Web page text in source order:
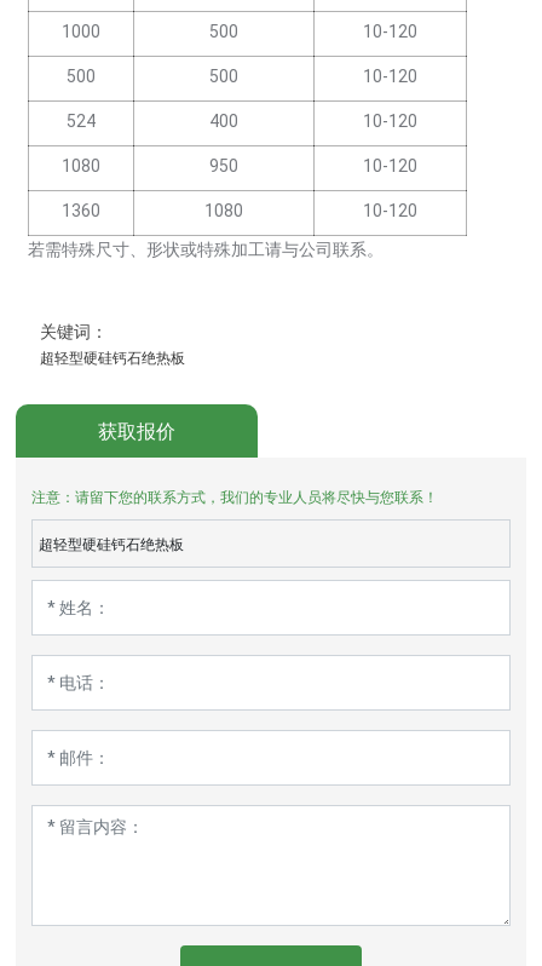
1000
500
10-120
500
500
10-120
524
400
10-120
1080
950
10-120
1360
1080
10-120
若需特殊尺寸、形状或特殊加工请与公司联系。
关键词：
超轻型硬硅钙石绝热板
获取报价
注意：请留下您的联系方式，我们的专业人员将尽快与您联系！
超轻型硬硅钙石绝热板